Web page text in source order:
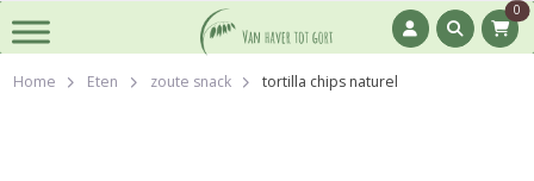
0
Home Eten zoute snack tortilla chips naturel